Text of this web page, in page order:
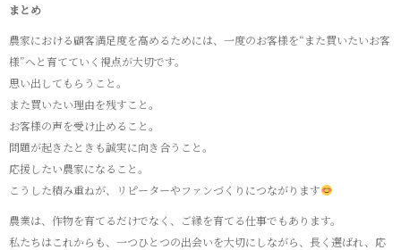
まとめ
農家における顧客満足度を高めるためには、一度のお客様を“また買いたいお客
様”へと育てていく視点が大切です。
思い出してもらうこと。
また買いたい理由を残すこと。
お客様の声を受け止めること。
問題が起きたときも誠実に向き合うこと。
応援したい農家になること。
こうした積み重ねが、リピーターやファンづくりにつながります
農業は、作物を育てるだけでなく、ご縁を育てる仕事でもあります。
私たちはこれからも、一つひとつの出会いを大切にしながら、長く選ばれ、応